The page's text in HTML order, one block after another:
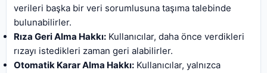
verileri başka bir veri sorumlusuna taşıma talebinde
bulunabilirler.
Rıza Geri Alma Hakkı: Kullanıcılar, daha önce verdikleri
rızayı istedikleri zaman geri alabilirler.
Otomatik Karar Alma Hakkı: Kullanıcılar, yalnızca